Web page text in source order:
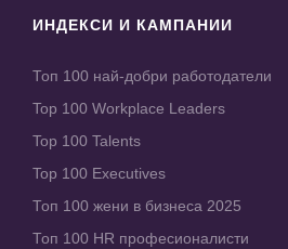
ИНДЕКСИ И КАМПАНИИ
Топ 100 най-добри работодатели
Top 100 Workplace Leaders
Top 100 Talents
Top 100 Executives
Топ 100 жени в бизнеса 2025
Топ 100 HR професионалисти